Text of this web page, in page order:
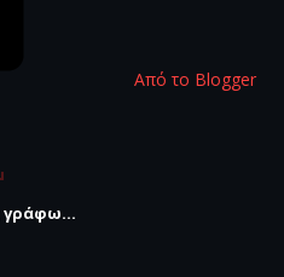
Από το Blogger
γράφω...